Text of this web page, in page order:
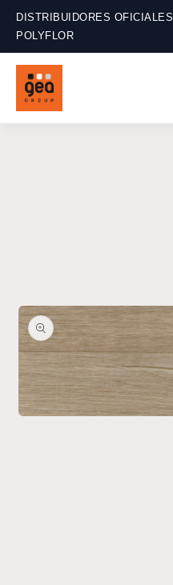
directamente
al contenido
DISTRIBUIDORES
POLYFLOR